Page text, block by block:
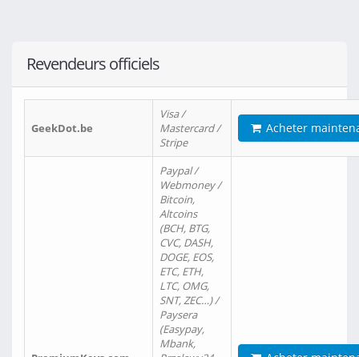
Revendeurs officiels
GeekDot.be
Visa /
Mastercard /
Stripe
Acheter
Paypal /
Webmoney /
Bitcoin,
Altcoins
(BCH, BTG,
CVC, DASH,
DOGE, EOS,
ETC, ETH,
LTC, OMG,
SNT, ZEC…) /
Paysera
(Easypay,
Mbank,